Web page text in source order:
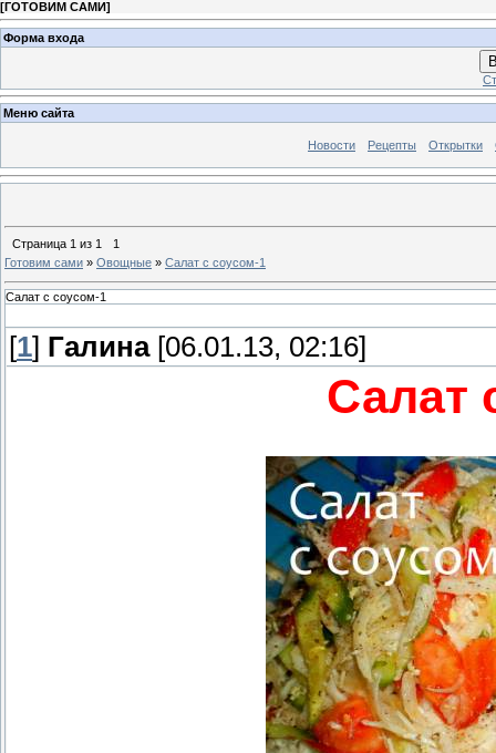
[ГОТОВИМ САМИ]
Форма входа
Меню сайта
Новости Рецепты Открытки
Страница 1 из 1
1
Готовим сами » Овощные » Салат с соусом-1
Салат с соусом-1
[1] Галина[06.01.13, 02:16]
Салат